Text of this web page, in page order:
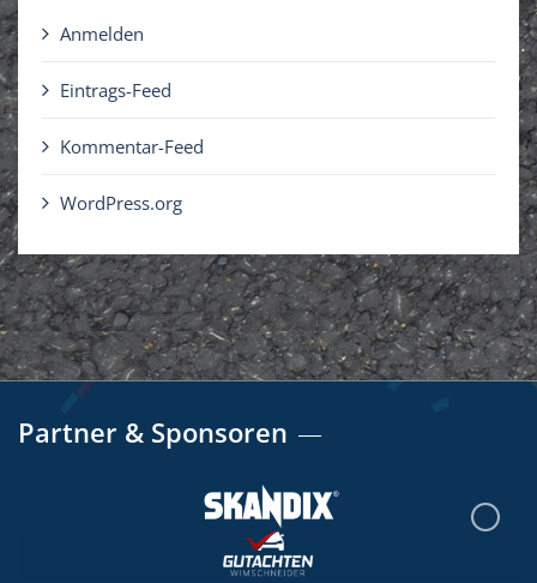
Anmelden
Eintrags-Feed
Kommentar-Feed
WordPress.org
Partner & Sponsoren